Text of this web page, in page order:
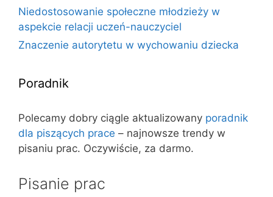
Niedostosowanie społeczne młodzieży w
aspekcie relacji uczeń-nauczyciel
Znaczenie autorytetu w wychowaniu dziecka
Poradnik
Polecamy dobry ciągle aktualizowany poradnik
dla piszących prace – najnowsze trendy w
pisaniu prac. Oczywiście, za darmo.
Pisanie prac